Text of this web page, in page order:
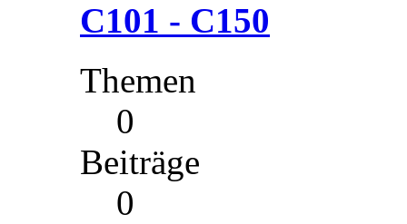
C101 - C150
Themen
0
Beiträge
0